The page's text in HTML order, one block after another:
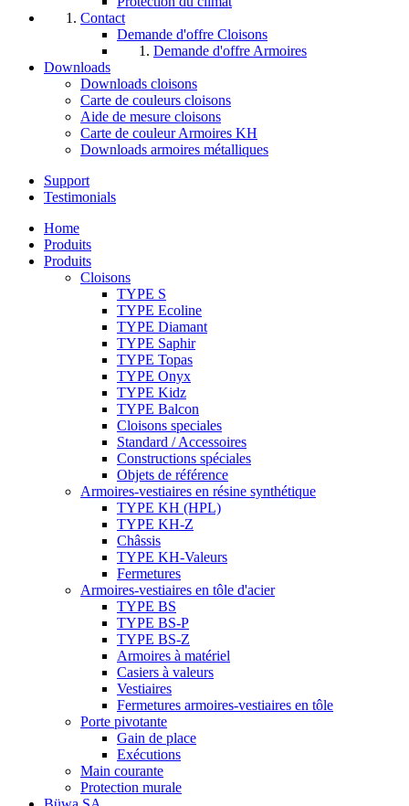
Contact
Demande d'offre Cloisons
Demande d'offre Armoires
Downloads
Downloads cloisons
Carte de couleurs cloisons
Aide de mesure cloisons
Carte de couleur Armoires KH
Downloads armoires métalliques
Support
Testimonials
Home
Produits
Produits
Cloisons
TYPE S
TYPE Ecoline
TYPE Diamant
TYPE Saphir
TYPE Topas
TYPE Onyx
TYPE Kidz
TYPE Balcon
Cloisons speciales
Standard / Accessoires
Constructions spéciales
Objets de référence
Armoires-vestiaires en résine synthétique
TYPE KH (HPL)
TYPE KH-Z
Châssis
TYPE KH-Valeurs
Fermetures
Armoires-vestiaires en tôle d'acier
TYPE BS
TYPE BS-P
TYPE BS-Z
Armoires à matériel
Casiers à valeurs
Vestiaires
Fermetures armoires-vestiaires en tôle
Porte pivotante
Gain de place
Exécutions
Main courante
Protection murale